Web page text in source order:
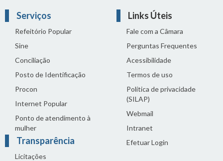
Serviços
Refeitório Popular
Sine
Conciliação
Posto de Identificação
Procon
Internet Popular
Ponto de atendimento à
mulher
Transparência
Licitações
Links Úteis
Fale com a Câmara
Perguntas Frequentes
Acessibilidade
Termos de uso
Política de privacidade
(SILAP)
Webmail
Intranet
Efetuar Login